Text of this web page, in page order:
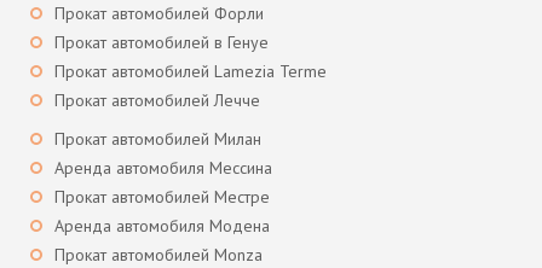
Прокат автомобилей Форли
Прокат автомобилей в Генуе
Прокат автомобилей Lamezia Terme
Прокат автомобилей Лечче
Прокат автомобилей Милан
Аренда автомобиля Мессина
Прокат автомобилей Местре
Аренда автомобиля Модена
Прокат автомобилей Monza